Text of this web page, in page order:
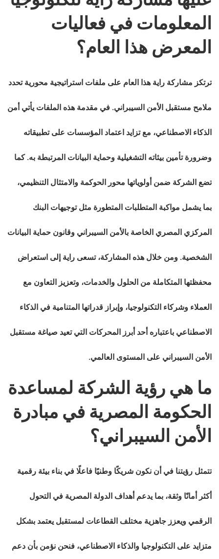
المعلومات في فعاليات
المعرض هذا العام؟
ترتكز مشاركة راية هذا العام على ملفات استراتيجية محورية تحدد
ملامح مستقبل الأمن السيبراني. في مقدمة هذه الملفات يأتي أمن
الذكاء الاصطناعي، مع تزايد اعتماد المؤسسات على تطبيقاته
وضرورة تأمين بيئاته التشغيلية وحماية البيانات المرتبطة به. كما
تضع الشركة ضمن أولوياتها محور الحوكمة والامتثال التنظيمي،
بما يشمل مواكبة المتطلبات المتطورة مثل توجيهات البنك
المركزي المصري الخاصة بالأمن السيبراني وقانون حماية البيانات
الشخصية. ومن خلال هذه المشاركة، تسعى راية إلى استعراض
محفظتها المتكاملة من الحلول والخدمات، وتعزيز التعاون مع
العملاء وشركاء التكنولوجيا، وإبراز قدراتها المتنامية في الذكاء
الاصطناعي باعتباره أحد أبرز المحركات التي تعيد صياغة مستقبل
الأمن السيبراني على المستوى العالمي.
ما هي رؤية الشركة لمساعدة
الحكومة المصرية في مبادرة
الأمن السيبراني؟
تتمثل رؤيتنا في أن نكون شريكًا وطنيًا فاعلًا في بناء بيئة رقمية
أكثر أمانًا وثقة، بما يدعم أهداف الدولة المصرية في التحول
الرقمي ويعزز جاهزية مختلف القطاعات لمستقبل يعتمد بشكل
متزايد على التكنولوجيا والذكاء الاصطناعي، فنحن نؤمن بأن دعم